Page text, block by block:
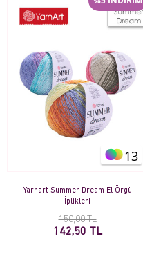
13
Yarnart Summer Dream El Örgü
İplikleri
150,00 TL
142,50 TL